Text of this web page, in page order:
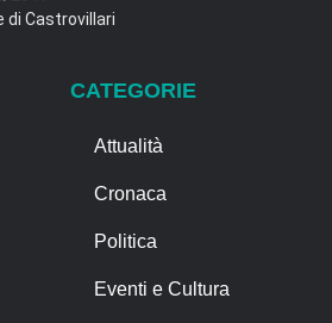
di Castrovillari
CATEGORIE
Attualità
Cronaca
Politica
Eventi e Cultura